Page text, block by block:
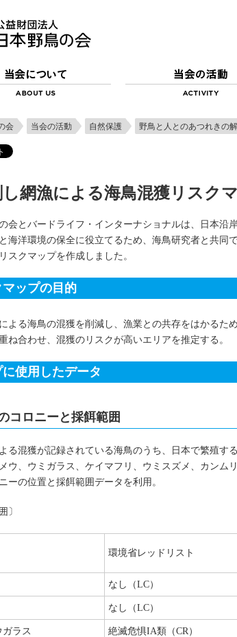
会 当会の活動 自然保護 野鳥と人とのあつれきの
し網漁による海鳥混獲リスク
会とバードライフ・インターナショナルは、日本沿
海洋環境の保全に役立てるため、海鳥研究者と共同
スクマップを作成しました。
マップの目的
よる海鳥の混獲を削減し、漁業との共存をはかるた
ね合わせ、混獲のリスクが高いエリアを推定する。
使用したデータ
コロニーと採餌範囲
る混獲が記録されている海鳥のうち、日本で繁殖す
ウ、ウミガラス、ケイマフリ、ウミスズメ、カンム
ーの位置と採餌範囲データを利用。
〕
環境省レッドリスト
なし（LC）
なし（LC）
ラス 絶滅危惧IA類（CR）